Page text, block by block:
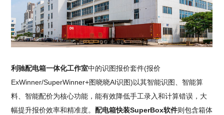
利驰配电箱一体化工作室中的识图报价套件(报价
ExWinner/SuperWinner+图晓晓AI识图)以其智能识图、智能算
料、智能配价为核心功能，能有效降低手工录入和计算错误，大
幅提升报价效率和精准度。配电箱快装SuperBox软件则包含箱体